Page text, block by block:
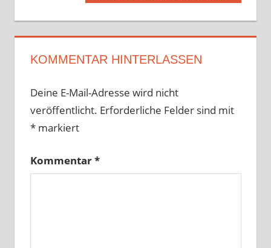
Beitrag:
KOMMENTAR HINTERLASSEN
Deine E-Mail-Adresse wird nicht
veröffentlicht. Erforderliche Felder sind mit
*markiert
Kommentar*